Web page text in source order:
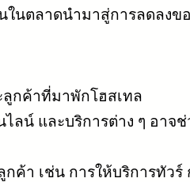
นตลาดนำมาสู่การลดลงข
ลูกค้าที่มาพักโฮสเทล
ลน์ และบริการต่าง ๆ อาจ
ค้า เช่น การให้บริการทัวร์